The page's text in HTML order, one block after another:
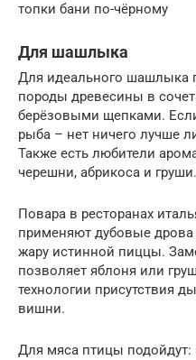
топки бани по-чёрному
Для шашлыка
Для идеального шашлыка
породы древесины в
берёзовыми щепками.
рыба – нет ничего лучше
Также есть любители
черешни, абрикоса и груши.
Повара в ресторанах
применяют дубовые дрова
жару истинной пиццы.
позволяет яблоня или
технологии присутствия
вишни.
Для мяса птицы